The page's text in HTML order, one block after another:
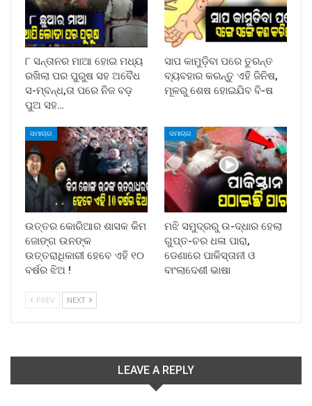
୮ ସନ୍ତାନର ମାଆ ହୋଇ ମଧ୍ୟ
ରଖିଲା ପର ପୁରୁଷ ସହ ଅବୈଧ
ସ-ମ୍ବନ୍ଧ,ତା ପରେ ନିଜ ବଡ଼
ପୁଅ ସହ…
ସାପ କାମୁଡ଼ିବା ପରେ ତୁରନ୍ତ
ବ୍ୟବହାର କରନ୍ତୁ ଏହି ଜିନିଷ,
ମୂଳରୁ ଶେଷ ହୋଇଯିବ ବି-ଷ
ସମାଚାର
ଉତ୍ତର କୋରିଆର ଶାସକ କିମ
ଜୋଙ୍ଗ ଉନଙ୍କ
ଉତ୍ତରାଧିକାରୀ ହେବେ ଏହି ୧୦
ବର୍ଷର ଝିଅ !
ସମାଚାର
ମଝି ସମୁଦ୍ରରୁ ଉ-ଦ୍ଧାର ହେଲା
ଗୁପ୍ତ-ଚର ଧଳା ପାରା,
ଡେଣାରେ ପାକିସ୍ତାନୀ ଓ
ବାଂଲାଦେଶୀ ଭାଷା
PREV NEXT
LEAVE A REPLY